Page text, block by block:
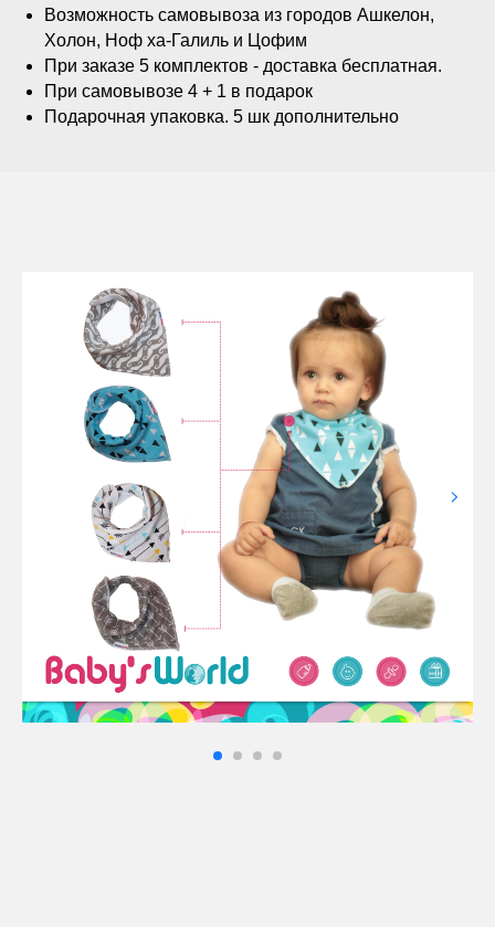
Возможность самовывоза из городов Ашкелон,
Холон, Ноф ха-Галиль и Цофим
При заказе 5 комплектов - доставка бесплатная.
При самовывозе 4 + 1 в подарок
Подарочная упаковка. 5 шк дополнительно